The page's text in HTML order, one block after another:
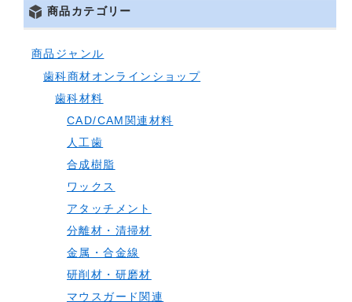
商品カテゴリー
商品ジャンル
歯科商材オンラインショップ
歯科材料
CAD/CAM関連材料
人工歯
合成樹脂
ワックス
アタッチメント
分離材・清掃材
金属・合金線
研削材・研磨材
マウスガード関連